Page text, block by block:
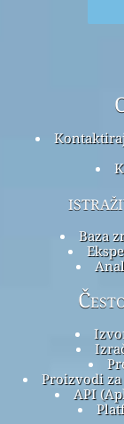
Baza
Proizvodi
API